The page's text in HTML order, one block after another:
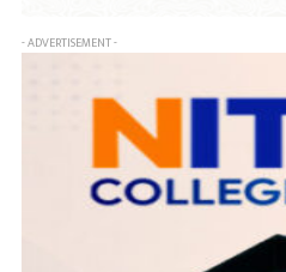
- ADVERTISEMENT -